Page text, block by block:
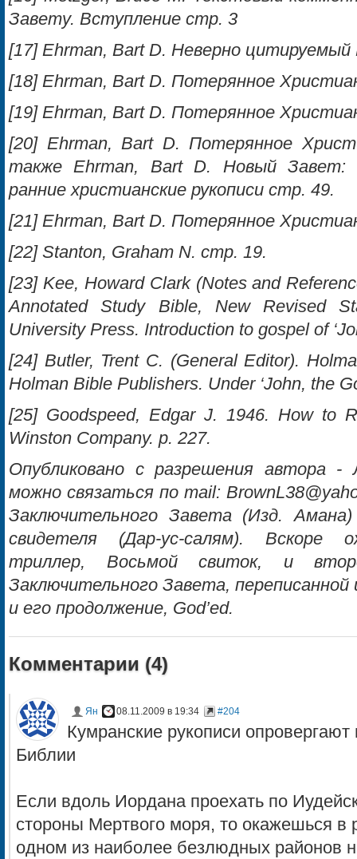
Завету. Вступление cтp. 3
[17] Ehrman, Bart D. Неверно цитируемый
[18] Ehrman, Bart D. Потерянное
[19] Ehrman, Bart D. Потерянное
[20] Ehrman, Bart D. Потерянное
также Ehrman, Bart D. Новый Завет:
ранние христианские рукописи стр. 49.
[21] Ehrman, Bart D. Потерянное
[22] Stanton, Graham N. стp. 19.
[23] Kee, Howard Clark (Notes and
Annotated Study Bible, New Revised
University Press. Introduction to gospel of
[24] Butler, Trent C. (General Editor).
Holman Bible Publishers. Under ‘John, the
[25] Goodspeed, Edgar J. 1946. How to
Winston Company. p. 227.
Опубликовано с разрешения автора
можно связаться по mail:
Заключительного Завета (Изд.
свидетеля (Дар-ус-салям). Вскоре
триллер, Восьмой свиток, и
Заключительного Завета, переписанной
и его продолжение, God’ed.
Комментарии (4)
Ян 08.11.2009 в 19:34 #204
Кумранские рукописи
Библии
Если вдоль Иордана проехать по
стороны Мертвого моря, то окажешься в
одном из наиболее безлюдных районов